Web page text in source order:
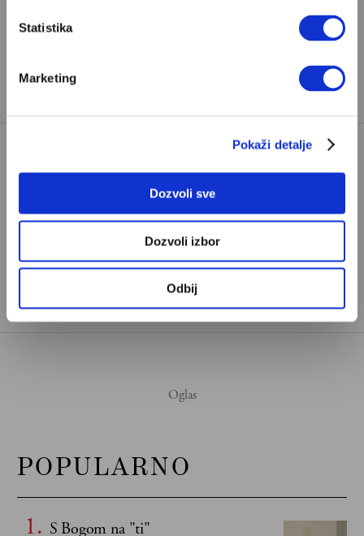
Statistika
Marketing
Pokaži detalje
Dozvoli sve
Dozvoli izbor
Odbij
Željko Pantelić
je novinar iz Rima i urednik geopolitike
AJA SOFIJA
ALEKSANDAR VUČIĆ
REDŽEP TAJIP ERDOGAN
SLOBODAN MILOŠEVIĆ
TURSKA
TURSKA I EU
POPULARNO
S Bogom na "ti"